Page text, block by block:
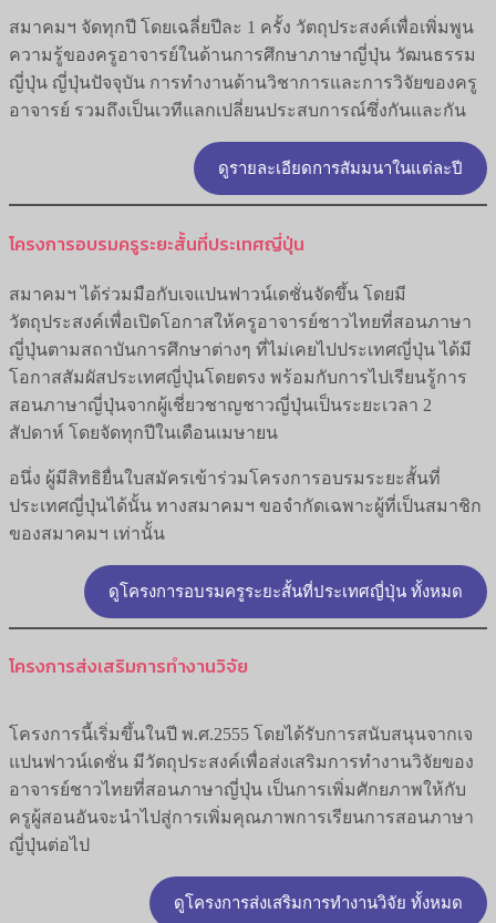
สมาคมฯ จัดทุกปี โดยเฉลี่ยปีละ 1 ครั้ง วัตถุประสงค์เพื่อเพิ่มพูน
ความรู้ของครูอาจารย์ในด้านการศึกษาภาษาญี่ปุ่น วัฒนธรรม
ญี่ปุ่น ญี่ปุ่นปัจจุบัน การทำงานด้านวิชาการและการวิจัยของครู
อาจารย์ รวมถึงเป็นเวทีแลกเปลี่ยนประสบการณ์ซึ่งกันและกัน
ดูรายละเอียดการสัมมนาในแต่ละปี
โครงการอบรมครูระยะสั้นที่ประเทศญี่ปุ่น
สมาคมฯ ได้ร่วมมือกับเจแปนฟาวน์เดชั่นจัดขึ้น โดยมี
วัตถุประสงค์เพื่อเปิดโอกาสให้ครูอาจารย์ชาวไทยที่สอนภาษา
ญี่ปุ่นตามสถาบันการศึกษาต่างๆ ที่ไม่เคยไปประเทศญี่ปุ่น ได้มี
โอกาสสัมผัสประเทศญี่ปุ่นโดยตรง พร้อมกับการไปเรียนรู้การ
สอนภาษาญี่ปุ่นจากผู้เชี่ยวชาญชาวญี่ปุ่นเป็นระยะเวลา 2
สัปดาห์ โดยจัดทุกปีในเดือนเมษายน
อนึ่ง ผู้มีสิทธิยื่นใบสมัครเข้าร่วมโครงการอบรมระยะสั้นที่
ประเทศญี่ปุ่นได้นั้น ทางสมาคมฯ ขอจำกัดเฉพาะผู้ที่เป็นสมาชิก
ของสมาคมฯ เท่านั้น
ดูโครงการอบรมครูระยะสั้นที่ประเทศญี่ปุ่น ทั้งหมด
โครงการส่งเสริมการทำงานวิจัย
โครงการนี้เริ่มขึ้นในปี พ.ศ.2555 โดยได้รับการสนับสนุนจากเจ
แปนฟาวน์เดชั่น มีวัตถุประสงค์เพื่อส่งเสริมการทำงานวิจัยของ
อาจารย์ชาวไทยที่สอนภาษาญี่ปุ่น เป็นการเพิ่มศักยภาพให้กับ
ครูผู้สอนอันจะนำไปสู่การเพิ่มคุณภาพการเรียนการสอนภาษา
ญี่ปุ่นต่อไป
ดูโครงการส่งเสริมการทำงานวิจัย ทั้งหมด